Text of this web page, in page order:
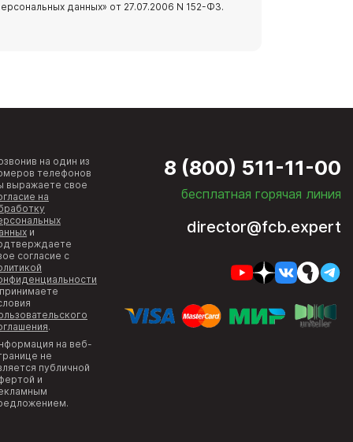
данных» от 27.07.2006 N 152-ФЗ.
на один из
телефонов
выражаете свое
на
и
согласие с
.
на веб-
не
публичной
и
8 (800) 511-11-00
бесплатная горячая линия
director@fcb.expert